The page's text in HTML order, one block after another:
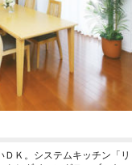
Ｋ。システムキッチン「